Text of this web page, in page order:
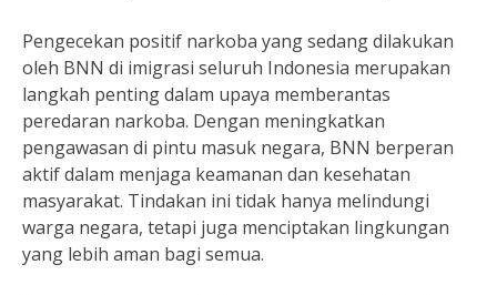
Pengecekan positif narkoba yang sedang dilakukan
oleh BNN di imigrasi seluruh Indonesia merupakan
langkah penting dalam upaya memberantas
peredaran narkoba. Dengan meningkatkan
pengawasan di pintu masuk negara, BNN berperan
aktif dalam menjaga keamanan dan kesehatan
masyarakat. Tindakan ini tidak hanya melindungi
warga negara, tetapi juga menciptakan lingkungan
yang lebih aman bagi semua.